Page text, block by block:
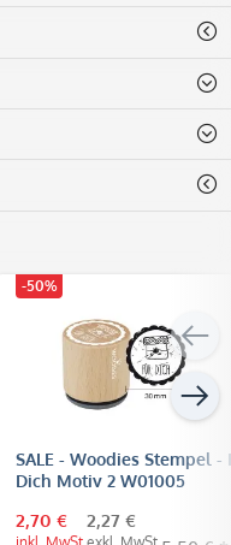
-50%
SALE - Woodies Stempel -
Dich Motiv 2 W01005
2,70 €
inkl. MwSt.
2,27 €
exkl. MwSt.